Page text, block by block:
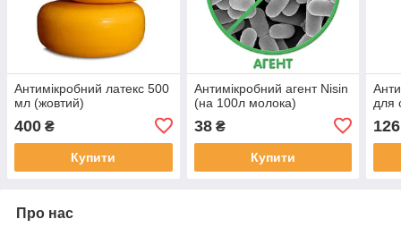
Антимікробний латекс 500
мл (жовтий)
400 ₴
Купити
Антимікробний агент Nisin
(на 100л молока)
38₴
Купити
для
126
Про нас